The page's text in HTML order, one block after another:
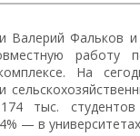
Валерий Фальков
На
тыс.
— в